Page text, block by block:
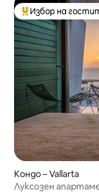
Най-популярен
Избор на
Кондо – Vallarta
Луксозен